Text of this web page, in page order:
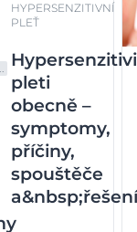
HYPERSENZITIVNÍ
PLEŤ
pleti
obecně –
symptomy,
příčiny,
spouštěče
a&nbsp;řešení